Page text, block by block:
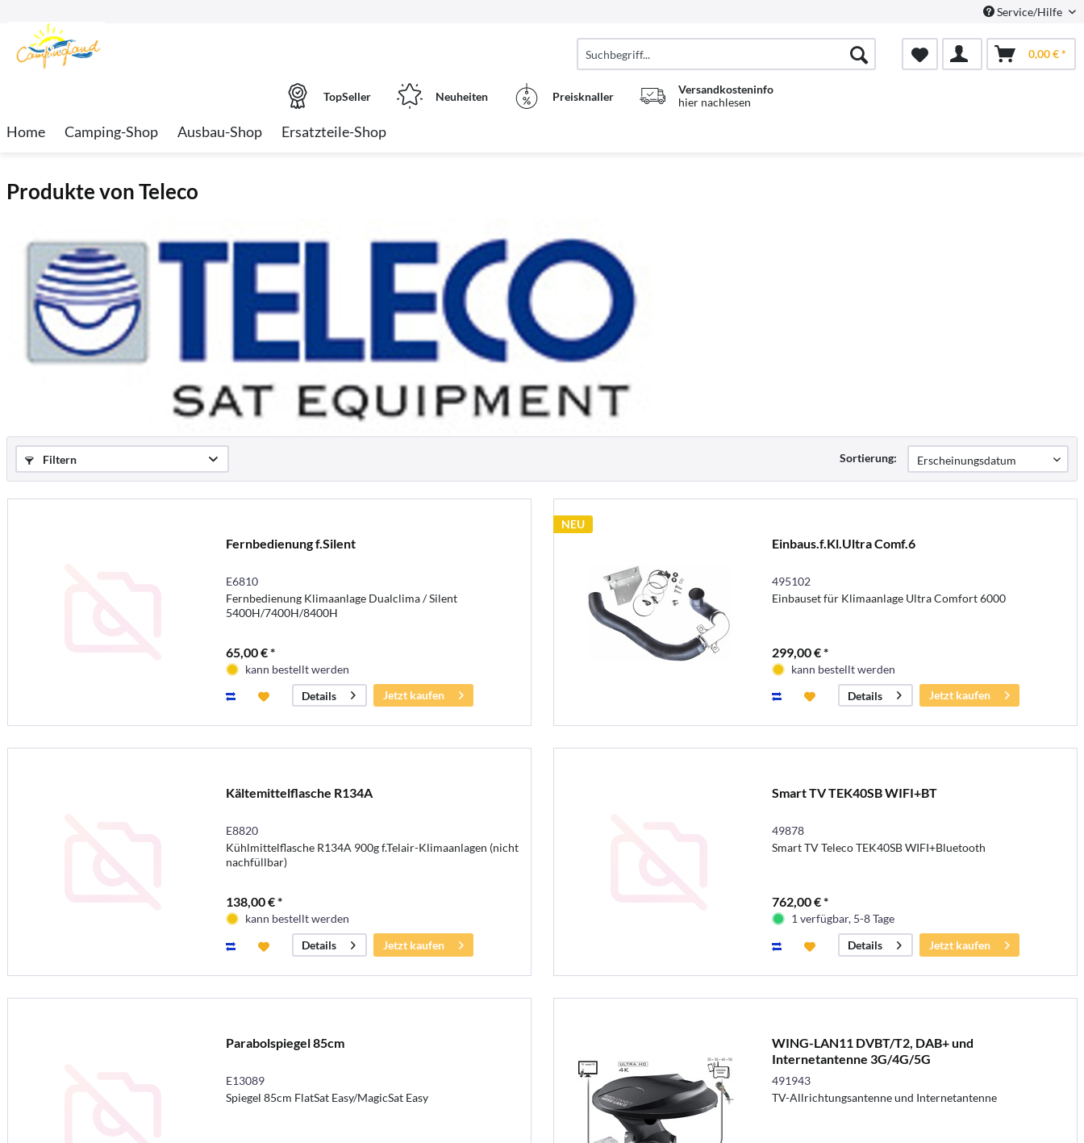
Service/Hilfe
0,00 € *
TopSeller Neuheiten Preisknaller
Versandkosteninfo
hier nachlesen
Home Camping-Shop Ausbau-Shop Ersatzteile-Shop
Produkte von Teleco
Filtern Sortierung:
Fernbedienung f.Silent
E6810
Fernbedienung Klimaanlage Dualclima / Silent
5400H/7400H/8400H
65,00 € *
kann bestellt werden
Details
Jetzt kaufen
NEU
Einbaus.f.Kl.Ultra Comf.6
495102
Einbauset für Klimaanlage Ultra Comfort 6000
299,00 € *
kann bestellt werden
Details
Jetzt kaufen
Kältemittelflasche R134A
E8820
Kühlmittelflasche R134A 900g f.Telair-Klimaanlagen (nicht
nachfüllbar)
138,00 € *
kann bestellt werden
Details
Jetzt kaufen
Smart TV TEK40SB WIFI+BT
49878
Smart TV Teleco TEK40SB WIFI+Bluetooth
762,00 € *
1 verfügbar, 5-8 Tage
Details
Jetzt kaufen
Parabolspiegel 85cm
E13089
Spiegel 85cm FlatSat Easy/MagicSat Easy
WING-LAN11 DVBT/T2, DAB+ und
Internetantenne 3G/4G/5G
491943
TV-Allrichtungsantenne und Internetantenne